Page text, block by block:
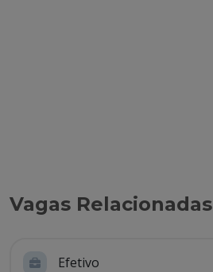
Vagas Relacionadas
Efetivo